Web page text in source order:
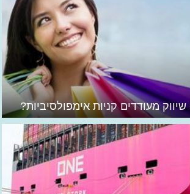
שיווק מעודדים קניות אימפולסיביות?